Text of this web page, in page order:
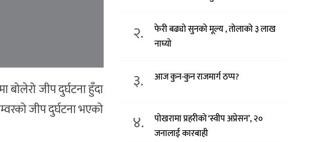
जीप दुर्घटना हुँदा
जीप दुर्घटना भएको
२.
फेरी बढ्यो सुनको मूल्य , तोलाको ३ लाख
नाघ्यो
३. आज कुन-कुन राजमार्ग ठप्प?
४.
पोखरामा प्रहरीको ‘स्वीप अप्रेसन’, २०
जनालाई कारबाही